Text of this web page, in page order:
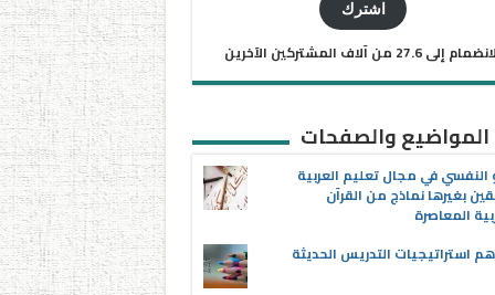
اشترك
إلى 27.6 من آلاف المشتركين الآخرين
المواضيع والصفحات
النفسي في مجال تعليم العربية
بغيرها نماذج من القرآن
المعاصرة
استراتيجيات التدريس الحديثة